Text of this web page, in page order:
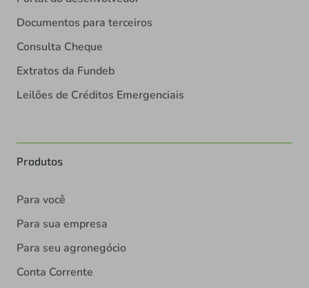
Documentos para terceiros
Consulta Cheque
Extratos da Fundeb
Leilões de Créditos Emergenciais
Produtos
Para você
Para sua empresa
Para seu agronegócio
Conta Corrente